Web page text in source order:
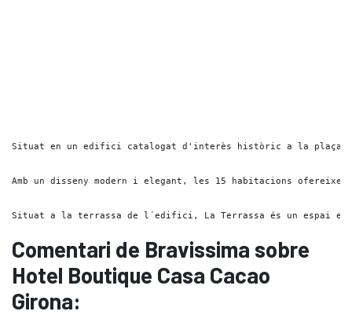
Situat en un edifici catalogat d'interès històric a la plaça de
Amb un disseny modern i elegant, les 15 habitacions
Situat a la terrassa de l´edifici, La Terrassa és un espai
Comentari de Bravissima sobre
Hotel Boutique Casa Cacao
Girona: